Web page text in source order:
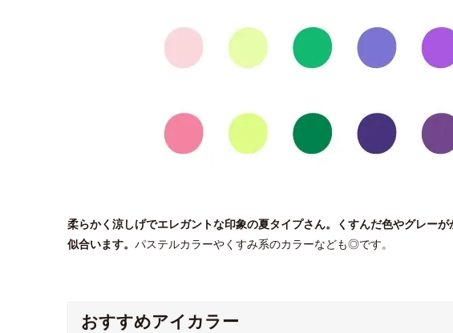
柔らかく涼しげでエレガントな印象の夏タイプさん。くすんだ色やグレー
似合います。 パステルカラーやくすみ系のカラーなども◎です。
おすすめアイカラー